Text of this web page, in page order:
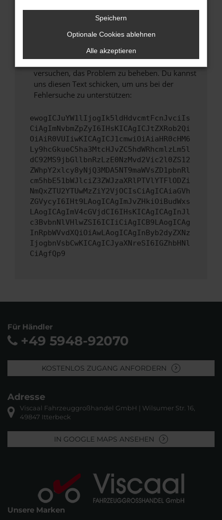
führen, dass bestimmte Funktionen nicht mehr
Wende dich an den Webseitenbetreiber.
Wenn du alle oben genannten Schritte versucht
hast, kontaktiere uns bitte. Wir werden
versuchen, das Problem zu beheben. Du kannst
uns diesen Text schicken, um uns bei der
Fehlersuche zu unterstützen:
ewogICJuYW1lIjogIk5ldHdvcmtFcnJvciIs
CiAgImNvbmZpZyI6IHsKICAgICJtZXRob2Qi
OiAiR0VUIiwKICAgICJ1cmwiOiAiaHR0cHM6
Ly9hcGkueC5ha3MtcHJvZC5hdWRhcmlzLm5l
dC92MS9jbGllbnRzLzE0NzMvd2Vic2l0ZS12
ZWhpY2xlcy8yNjQ3MDA5NT9maWVsZD1pbnRl
cm5hbE51bWJlciZ3ZWJzaXRlPTVlYTFlODZi
NmQxZTU2YTUwMzZiY2VjOCIsCiAgICAiaGVh
ZGVycyI6IHt9LAogICAgImJvZHkiOiBudWxs
LAogICAgImV4cGVjdCI6IHsKICAgICAgInJl
c3BvbnNlVHlwZSI6ICIiCiAgICB9LAogICAg
InRpbWVvdXQiOiAwLAogICAgInByb2dyZXNz
IjogbnVsbCwKICAgICJyaXNreSI6IGZhbHNl
CiAgfQp9
Für Händler
+49 5948-92070
KOSTENLOS ZUGANG ANFORDERN
Adresse
Viscaal Fahrzeuggroßhandel GmbH | Wilsumer Str. 16,
49847 Itterbeck
IN GOOGLE MAPS ANSEHEN
Unsere Marken
Speichern
Optionale Cookies ablehnen
Alle akzeptieren